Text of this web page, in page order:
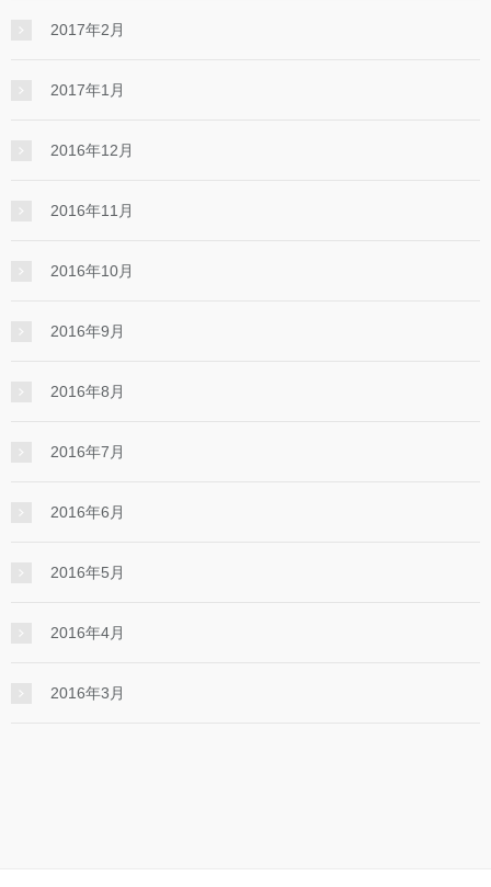
2017年2月
2017年1月
2016年12月
2016年11月
2016年10月
2016年9月
2016年8月
2016年7月
2016年6月
2016年5月
2016年4月
2016年3月